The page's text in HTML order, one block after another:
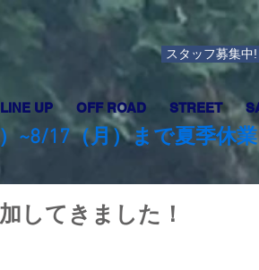
スタッフ募集中!
LINE UP OFF ROAD STREET
~8/17（月）まで夏季休
してきました！